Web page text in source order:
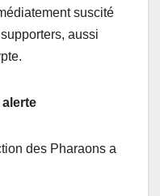
suscité
aussi
des Pharaons a